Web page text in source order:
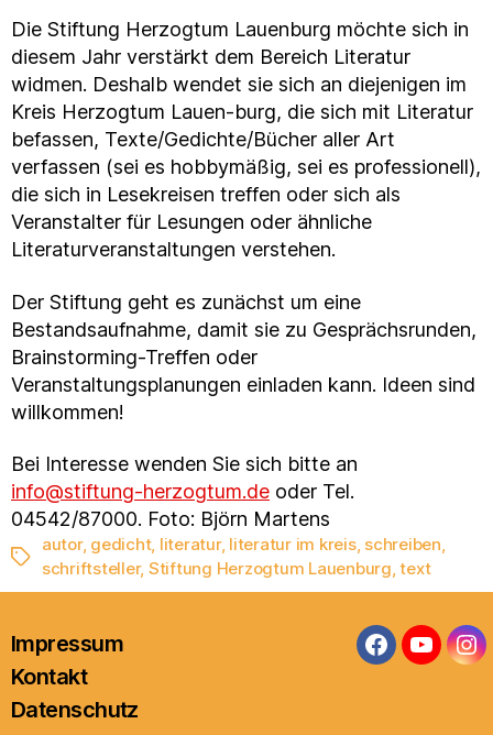
Die Stiftung Herzogtum Lauenburg möchte sich in
diesem Jahr verstärkt dem Bereich Literatur
widmen. Deshalb wendet sie sich an diejenigen im
Kreis Herzogtum Lauen-burg, die sich mit Literatur
befassen, Texte/Gedichte/Bücher aller Art
verfassen (sei es hobbymäßig, sei es professionell),
die sich in Lesekreisen treffen oder sich als
Veranstalter für Lesungen oder ähnliche
Literaturveranstaltungen verstehen.
Der Stiftung geht es zunächst um eine
Bestandsaufnahme, damit sie zu Gesprächsrunden,
Brainstorming-Treffen oder
Veranstaltungsplanungen einladen kann. Ideen sind
willkommen!
Bei Interesse wenden Sie sich bitte an
info@stiftung-herzogtum.de oder Tel.
04542/87000. Foto: Björn Martens
Schlagwörter
autor, gedicht, literatur, literatur im kreis, schreiben,
schriftsteller, Stiftung Herzogtum Lauenburg,text
Impressum
Kontakt
Datenschutz
Facebook